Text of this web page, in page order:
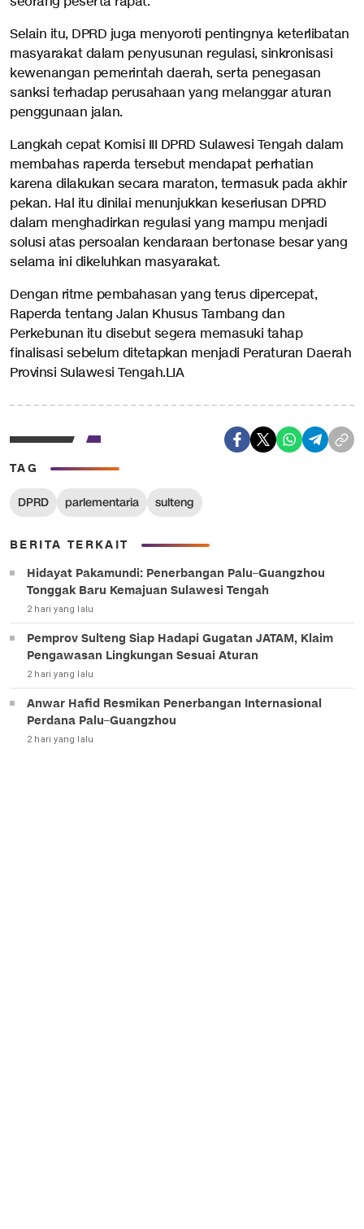
Selain itu, DPRD juga menyoroti pentingnya keterlibatan
masyarakat dalam penyusunan regulasi, sinkronisasi
kewenangan pemerintah daerah, serta penegasan
sanksi terhadap perusahaan yang melanggar aturan
penggunaan jalan.
Langkah cepat Komisi III DPRD Sulawesi Tengah dalam
membahas raperda tersebut mendapat perhatian
karena dilakukan secara maraton, termasuk pada akhir
pekan. Hal itu dinilai menunjukkan keseriusan DPRD
dalam menghadirkan regulasi yang mampu menjadi
solusi atas persoalan kendaraan bertonase besar yang
selama ini dikeluhkan masyarakat.
Dengan ritme pembahasan yang terus dipercepat,
Raperda tentang Jalan Khusus Tambang dan
Perkebunan itu disebut segera memasuki tahap
finalisasi sebelum ditetapkan menjadi Peraturan Daerah
Provinsi Sulawesi Tengah.LIA
TAG
DPRD parlementaria sulteng
BERITA TERKAIT
Hidayat Pakamundi: Penerbangan Palu–Guangzhou
Tonggak Baru Kemajuan Sulawesi Tengah
2 hari yang lalu
Pemprov Sulteng Siap Hadapi Gugatan JATAM, Klaim
Pengawasan Lingkungan Sesuai Aturan
2 hari yang lalu
Anwar Hafid Resmikan Penerbangan Internasional
Perdana Palu–Guangzhou
2 hari yang lalu